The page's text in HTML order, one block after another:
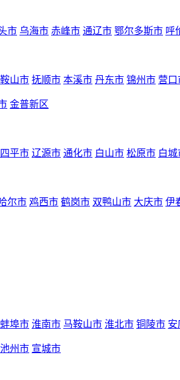
市 乌海市 赤峰市 通辽市 鄂尔多斯市 呼
鞍山市 抚顺市 本溪市 丹东市 锦州市 营口
金普新区
四平市 辽源市 通化市 白山市 松原市 白城
尔市 鸡西市 鹤岗市 双鸭山市 大庆市 伊
蚌埠市 淮南市 马鞍山市 淮北市 铜陵市 安
池州市 宣城市